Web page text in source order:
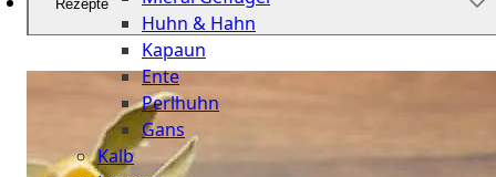
Huhn & Hahn
Kapaun
Ente
Perlhuhn
Gans
Kalb
Rezepte